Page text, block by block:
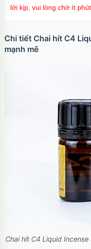
Ốp lưng MagSafe
trong suốt
Ốp lưng iPhone 17
trị giá
Ốp lưng MagSafe
suốt tối giản
lời kịp, vui lòng chờ ít phút
Chi tiết Chai hít C4
mạnh mẽ
Chai hít C4 Liquid